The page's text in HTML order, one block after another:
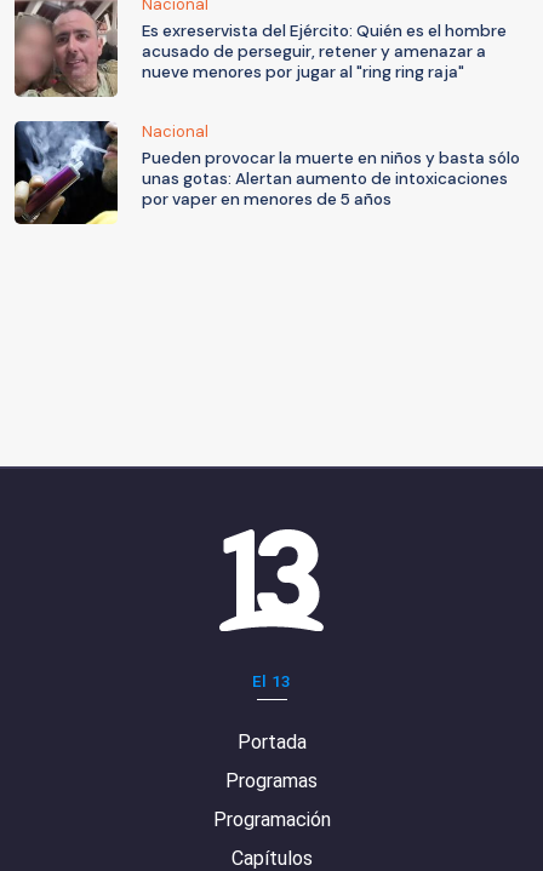
Nacional
Es exreservista del Ejército: Quién es el hombre
acusado de perseguir, retener y amenazar a
nueve menores por jugar al "ring ring raja"
Nacional
Pueden provocar la muerte en niños y basta sólo
unas gotas: Alertan aumento de intoxicaciones
por vaper en menores de 5 años
El 13
Portada
Programas
Programación
Capítulos